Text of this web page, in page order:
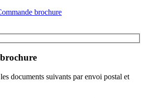
brochure
documents suivants par envoi postal et